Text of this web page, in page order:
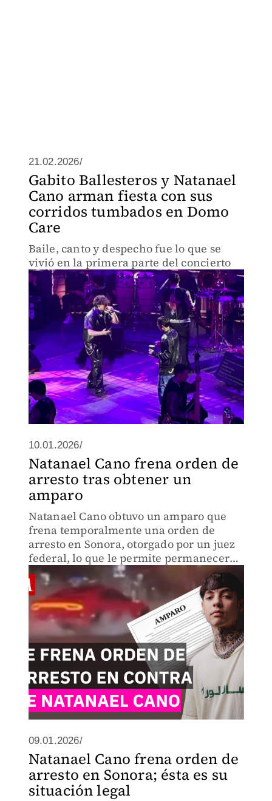
21.02.2026/
Gabito Ballesteros y Natanael
Cano arman fiesta con sus
corridos tumbados en Domo
Care
Baile, canto y despecho fue lo que se
vivió en la primera parte del concierto
10.01.2026/
Natanael Cano frena orden de
arresto tras obtener un
amparo
Natanael Cano obtuvo un amparo que
frena temporalmente una orden de
arresto en Sonora, otorgado por un juez
federal, lo que le permite permanecer
en libertad mientras se analiza el fondo
del procedimiento iniciado en
diciembre de 2025.
09.01.2026/
Natanael Cano frena orden de
arresto en Sonora; ésta es su
situación legal